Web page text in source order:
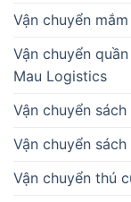
Vận chuyển
Vận chuyển
Mau Logistics
Vận chuyển sách
Vận chuyển
Vận chuyển thú